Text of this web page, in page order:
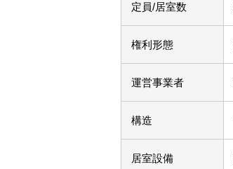
定員/居室数
権利形態
運営事業者
構造
居室設備